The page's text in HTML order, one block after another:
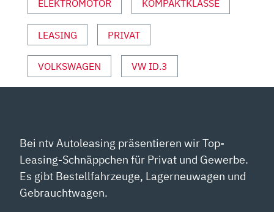
SPORT“
YOUTUBE
ANZEIGEN
ELEKTROMOTOR KOMPAKTKLASSE
LEASING PRIVAT
VOLKSWAGEN VW ID.3
Bei ntv Autoleasing präsentieren wir Top-
Leasing-Schnäppchen für Privat und Gewerbe.
Es gibt Bestellfahrzeuge, Lagerneuwagen und
Gebrauchtwagen.